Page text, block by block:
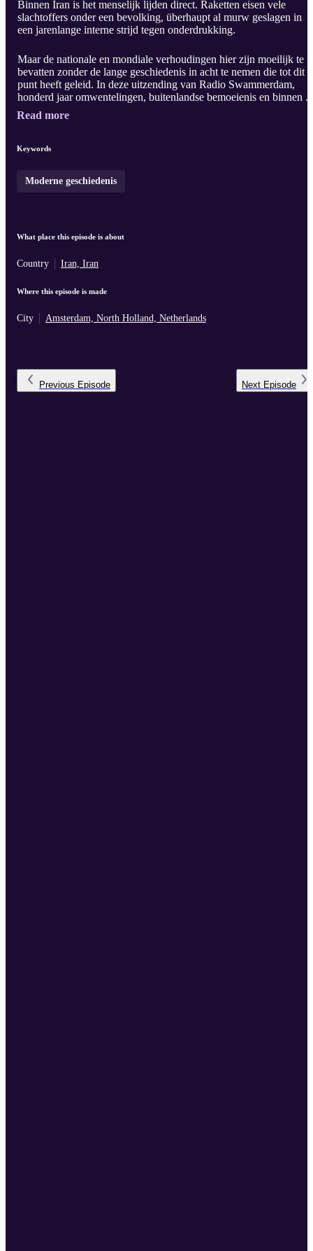
Binnen Iran is het menselijk lijden direct. Raketten eisen vele
slachtoffers onder een bevolking, überhaupt al murw geslagen in
een jarenlange interne strijd tegen onderdrukking.
Maar de nationale en mondiale verhoudingen hier zijn moeilijk te
bevatten zonder de lange geschiedenis in acht te nemen die tot dit
punt heeft geleid. In deze uitzending van Radio Swammerdam,
honderd jaar omwentelingen, buitenlandse bemoeienis en binnen
Read more
Keywords
Moderne geschiedenis
What place this episode is about
Country Iran, Iran
Where this episode is made
City Amsterdam, North Holland, Netherlands
Previous Episode Next Episode